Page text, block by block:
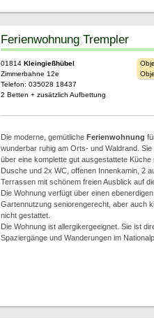
Ferienwohnung Trempler
01814 Kleingießhübel
Zimmerbahne 12e
Telefon: 035028 18437
2 Betten + zusätzlich Aufbettung
Die moderne, gemütliche Ferienwohnung
wunderbar ruhig am Orts- und Waldrand.
über eine komplette gut ausgestattete
Dusche und 2x WC, offenen Innenkamin, 2
Terrassen mit schönem freien Ausblick auf
Die Wohnung verfügt über einen
Gartennutzung seniorengerecht, aber auch
nicht gestattet.
Die Wohnung ist allergikergeeignet. Sie ist
Spaziergänge und Wanderungen im